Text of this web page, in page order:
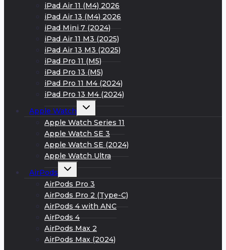
iPad Air 11 (M4) 2026
iPad Air 13 (M4) 2026
iPad Mini 7 (2024)
iPad Air 11 M3 (2025)
iPad Air 13 M3 (2025)
iPad Pro 11 (M5)
iPad Pro 13 (M5)
iPad Pro 11 M4 (2024)
iPad Pro 13 M4 (2024)
Apple Watch
Развернуть
меню
Apple Watch Series 11
Apple Watch SE 3
Apple Watch SE (2024)
Apple Watch Ultra
AirPods
Развернуть
меню
AirPods Pro 3
AirPods Pro 2 (Type-C)
AirPods 4 with ANC
AirPods 4
AirPods Max 2
AirPods Max (2024)